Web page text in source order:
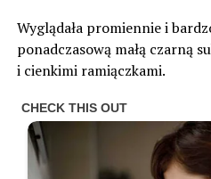
Wyglądała promiennie i
ponadczasową małą czarną
i cienkimi ramiączkami.